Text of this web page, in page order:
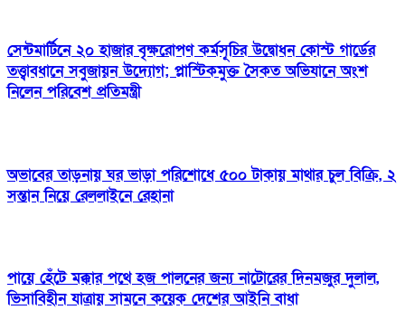
সেন্টমার্টিনে ২০ হাজার বৃক্ষরোপণ কর্মসূচির উদ্বোধন কোস্ট গার্ডের
তত্ত্বাবধানে সবুজায়ন উদ্যোগ; প্লাস্টিকমুক্ত সৈকত অভিযানে অংশ
নিলেন পরিবেশ প্রতিমন্ত্রী
অভাবের তাড়নায় ঘর ভাড়া পরিশোধে ৫০০ টাকায় মাথার চুল বিক্রি, ২
সন্তান নিয়ে রেললাইনে রেহানা
পায়ে হেঁটে মক্কার পথে হজ পালনের জন্য নাটোরের দিনমজুর দুলাল,
ভিসাবিহীন যাত্রায় সামনে কয়েক দেশের আইনি বাধা